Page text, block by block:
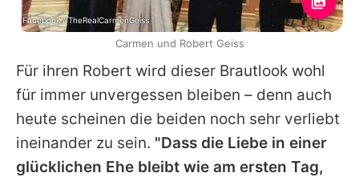
Für ihren Robert wird dieser Brautlook wohl
für immer unvergessen bleiben – denn auch
heute scheinen die beiden noch sehr verliebt
ineinander zu sein. "Dass die Liebe in einer
glücklichen Ehe bleibt wie am ersten Tag,
Facebook / TheRealCarmenGeiss
Carmen und Robert Geiss